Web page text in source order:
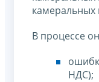
В процессе
НДС);